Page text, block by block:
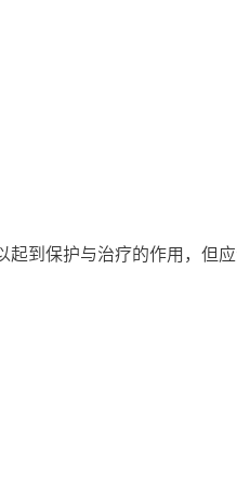
到保护与治疗的作用，但